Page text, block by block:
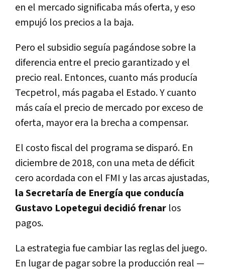
en el mercado significaba más oferta, y eso
empujó los precios a la baja.
Pero el subsidio seguía pagándose sobre la
diferencia entre el precio garantizado y el
precio real. Entonces, cuanto más producía
Tecpetrol, más pagaba el Estado. Y cuanto
más caía el precio de mercado por exceso de
oferta, mayor era la brecha a compensar.
El costo fiscal del programa se disparó. En
diciembre de 2018, con una meta de déficit
cero acordada con el FMI y las arcas ajustadas,
la Secretaría de Energía que conducía
Gustavo Lopetegui decidió frenar los
pagos.
La estrategia fue cambiar las reglas del juego.
En lugar de pagar sobre la producción real —